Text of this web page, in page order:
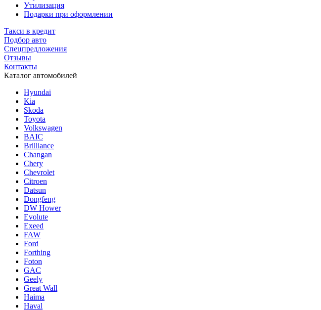
Утилизация
Подарки при оформлении
Такси в кредит
Подбор авто
Спецпредложения
Отзывы
Контакты
Каталог автомобилей
Hyundai
Kia
Skoda
Toyota
Volkswagen
BAIC
Brilliance
Changan
Chery
Chevrolet
Citroen
Datsun
Dongfeng
DW Hower
Evolute
Exeed
FAW
Ford
Forthing
Foton
GAC
Geely
Great Wall
Haima
Haval